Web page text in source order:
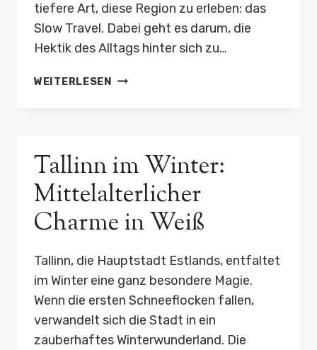
tiefere Art, diese Region zu erleben: das
Slow Travel. Dabei geht es darum, die
Hektik des Alltags hinter sich zu…
WEITERLESEN
SLOW
AGRITURISMO
&
OLIVENHAINE
Tallinn im Winter:
Mittelalterlicher
Charme in Weiß
Tallinn, die Hauptstadt Estlands, entfaltet
im Winter eine ganz besondere Magie.
Wenn die ersten Schneeflocken fallen,
verwandelt sich die Stadt in ein
zauberhaftes Winterwunderland. Die